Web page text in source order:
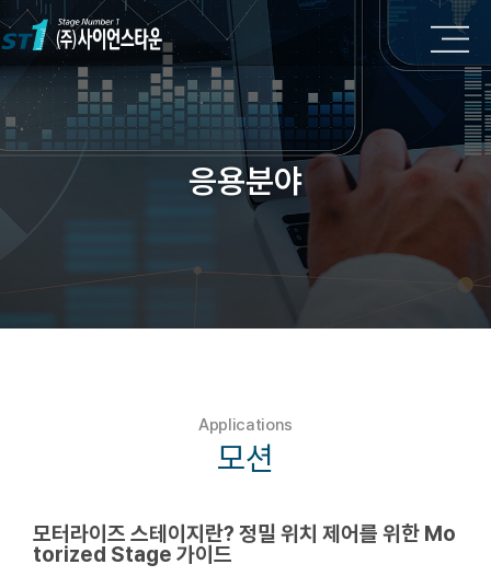
응용분야
Applications
모션
모터라이즈 스테이지란? 정밀 위치 제어를 위한 Mo
torized Stage 가이드